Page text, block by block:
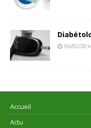
06/02/
Accueil
Actu